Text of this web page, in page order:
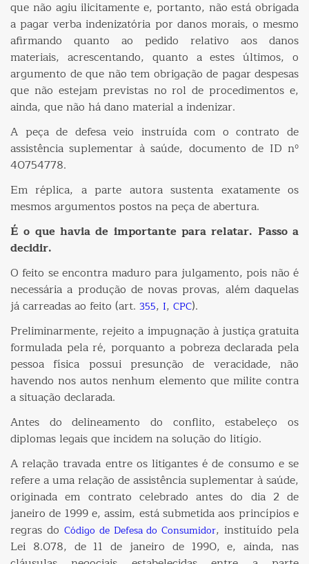
que não agiu ilicitamente e, portanto, não está obrigada
a pagar verba indenizatória por danos morais, o mesmo
afirmando quanto ao pedido relativo aos danos
materiais, acrescentando, quanto a estes últimos, o
argumento de que não tem obrigação de pagar despesas
que não estejam previstas no rol de procedimentos e,
ainda, que não há dano material a indenizar.
A peça de defesa veio instruída com o contrato de
assistência suplementar à saúde, documento de ID nº
40754778.
Em réplica, a parte autora sustenta exatamente os
mesmos argumentos postos na peça de abertura.
É o que havia de importante para relatar. Passo a
decidir.
O feito se encontra maduro para julgamento, pois não é
necessária a produção de novas provas, além daquelas
já carreadas ao feito (art. 355, I, CPC).
Preliminarmente, rejeito a impugnação à justiça gratuita
formulada pela ré, porquanto a pobreza declarada pela
pessoa física possui presunção de veracidade, não
havendo nos autos nenhum elemento que milite contra
a situação declarada.
Antes do delineamento do conflito, estabeleço os
diplomas legais que incidem na solução do litígio.
A relação travada entre os litigantes é de consumo e se
refere a uma relação de assistência suplementar à saúde,
originada em contrato celebrado antes do dia 2 de
janeiro de 1999 e, assim, está submetida aos princípios e
regras do Código de Defesa do Consumidor, instituído pela
Lei 8.078, de 11 de janeiro de 1990, e, ainda, nas